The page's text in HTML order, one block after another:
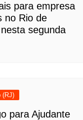
para empresa
no Rio de
segunda
(RJ)
para Ajudante